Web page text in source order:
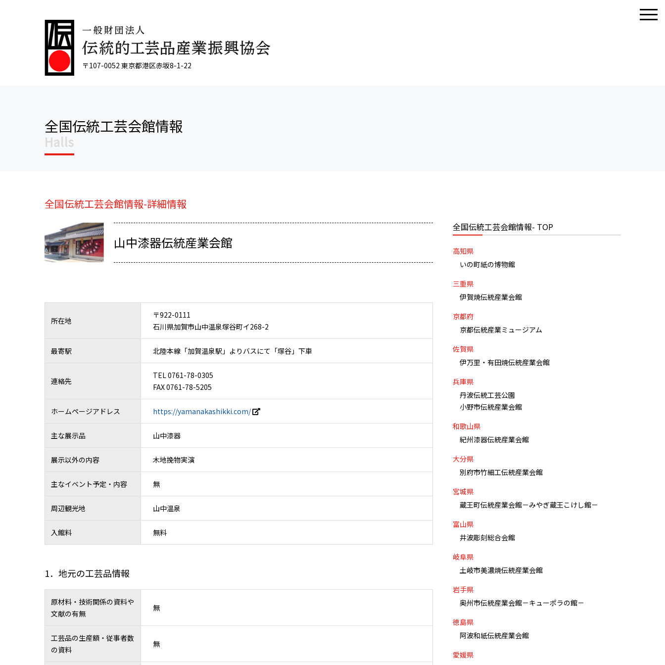
〒107-0052 東京都港区赤坂8-1-22
全国伝統工芸会館情報
Halls
全国伝統工芸会館情報-詳細情報
山中漆器伝統産業会館
所在地
〒922-0111
石川県加賀市山中温泉塚谷町イ268-2
最寄駅 北陸本線「加賀温泉駅」よりバスにて「塚谷」下車
連絡先
TEL 0761-78-0305
FAX 0761-78-5205
ホームページアドレス https://yamanakashikki.com/
主な展示品 山中漆器
展示以外の内容 木地挽物実演
主なイベント予定・内容 無
周辺観光地 山中温泉
入館料 無料
1．地元の工芸品情報
原材料・技術関係の資料や
文献の有無
無
工芸品の生産額・従事者数
の資料
無
全国伝統工芸会館情報- TOP
高知県
いの町紙の博物館
三重県
伊賀焼伝統産業会館
京都府
京都伝統産業ミュージアム
佐賀県
伊万里・有田焼伝統産業会館
兵庫県
丹波伝統工芸公園
小野市伝統産業会館
和歌山県
紀州漆器伝統産業会館
大分県
別府市竹細工伝統産業会館
宮城県
蔵王町伝統産業会館－みやぎ蔵王こけし館－
富山県
井波彫刻総合会館
岐阜県
土岐市美濃焼伝統産業会館
岩手県
奥州市伝統産業会館－キューポラの館－
徳島県
阿波和紙伝統産業会館
愛媛県